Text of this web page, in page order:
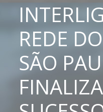
REDE
SÃO